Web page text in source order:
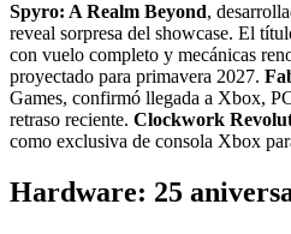
Spyro: A Realm Beyond,
reveal sorpresa del showcase. El
con vuelo completo y mecánicas
proyectado para primavera 2027.
Games, confirmó llegada a Xbox,
retraso reciente. Clockwork
como exclusiva de consola Xbox
Hardware: 25